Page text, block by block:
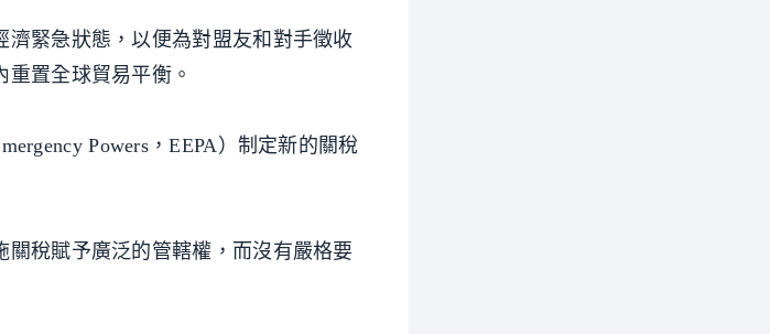
緊急狀態，以便為對盟友和對手徵收
置全球貿易平衡。
Powers，EEPA）制定新的關稅
稅賦予廣泛的管轄權，而沒有嚴格要